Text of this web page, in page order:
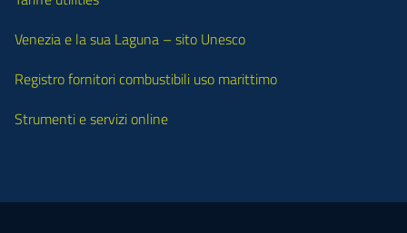
Venezia e la sua Laguna – sito Unesco
Registro fornitori combustibili uso marittimo
Strumenti e servizi online